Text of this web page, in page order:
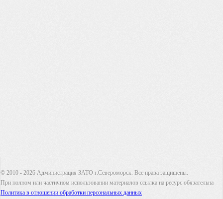
© 2010 - 2026 Администрация ЗАТО г.Североморск. Все права защищены.
При полном или частичном использовании материалов ссылка на ресурс обязательна
Политика в отношении обработки персональных данных